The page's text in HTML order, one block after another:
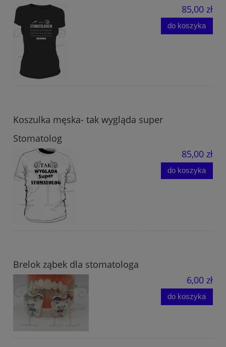
85,00 zł
do koszyka
Koszulka męska- tak wygląda super
Stomatolog
85,00 zł
do koszyka
Brelok ząbek dla stomatologa
6,00 zł
do koszyka